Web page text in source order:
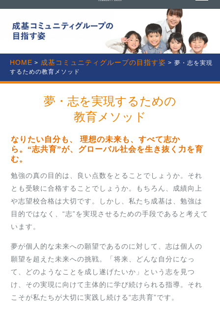
HOME > 成基コミュニティグループの目指す姿 > 夢・志を実現
するための教育メソッド
夢・志を実現するための
教育メソッド
なりたい自分も、 理想の未来も、すべて志か
ら。 “志共育”が、グローバル社会を生き抜く力を育
む。
勉強の真の目的は、良い点数をとることでしょうか。それ
とも受験に合格することでしょうか。もちろん、成績向上
や志望校合格は大切です。しかし、私たち成基は、勉強は
目的ではなく、“志”を実現させるための手段であると考えて
います。
夢が個人的な未来への願望であるのに対して、志は個人の
願望を超えた未来への挑戦。「将来、どんな自分になっ
て、どのようなことを成し遂げたいか」という志を見つ
け、その実現に向けて主体的に学び続けられる指導。それ
こそが私たちが大切に実践し続ける“志共育”です。